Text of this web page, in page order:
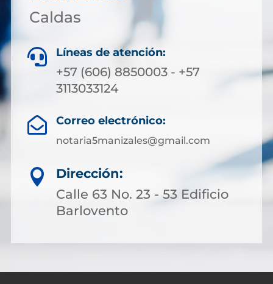
Caldas
 Líneas de atención:
+57 (606) 8850003 - +57
3113033124
 Correo electrónico:
notaria5manizales@gmail.com

Dirección:
Calle 63 No. 23 - 53 Edificio
Barlovento